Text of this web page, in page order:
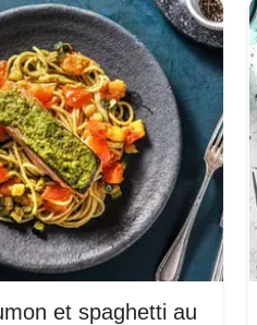
et spaghetti au